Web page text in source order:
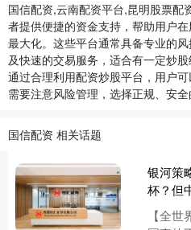
国信配资,云南配资平台,昆明股票配
者提供便捷的资金支持，帮助用户
最大化。这些平台通常具备专业的
及快速的交易服务，适合有一定炒
通过合理利用配资炒股平台，用户
需要注意风险管理，选择正规、安全
国信配资 相关话题
银河策
杯？但
【全